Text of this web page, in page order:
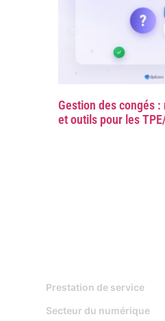
Gestion des congés
et outils pour les
Prestation de service
Secteur du numérique